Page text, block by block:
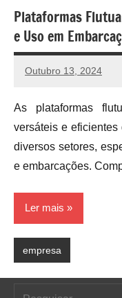
Plataformas
e Uso em
Outubro 13, 2024
As plataformas
versáteis e
diversos setores,
e embarcações.
Ler mais
empresa